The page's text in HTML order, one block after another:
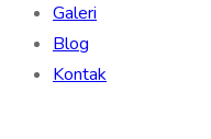
Galeri
Blog
Kontak